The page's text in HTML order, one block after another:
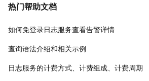
热门帮助文档
如何免登录日志服务查看告警详情
查询语法介绍和相关示例
日志服务的计费方式、计费组成、计费周期